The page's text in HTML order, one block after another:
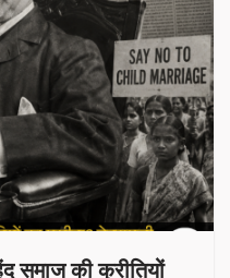
समाज की कुरीतियों